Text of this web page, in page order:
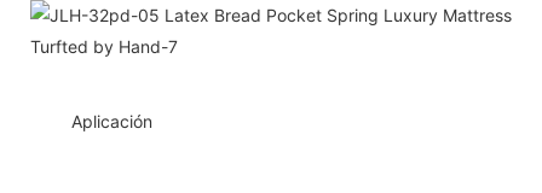
Aplicación